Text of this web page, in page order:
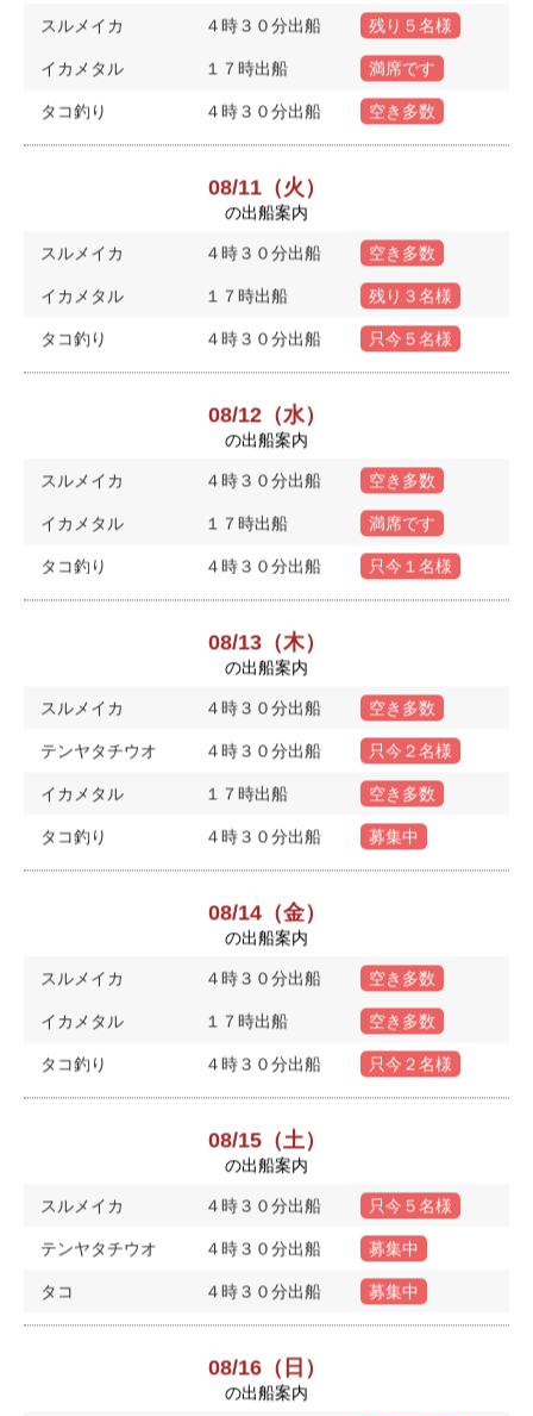
スルメイカ ４時３０分出船 残り５名様
イカメタル １７時出船 満席です
タコ釣り ４時３０分出船 空き多数
08/11（火）
の出船案内
スルメイカ ４時３０分出船 空き多数
イカメタル １７時出船 残り３名様
タコ釣り ４時３０分出船 只今５名様
08/12（水）
の出船案内
スルメイカ ４時３０分出船 空き多数
イカメタル １７時出船 満席です
タコ釣り ４時３０分出船 只今１名様
08/13（木）
の出船案内
スルメイカ ４時３０分出船 空き多数
テンヤタチウオ ４時３０分出船 只今２名様
イカメタル １７時出船 空き多数
タコ釣り ４時３０分出船 募集中
08/14（金）
の出船案内
スルメイカ ４時３０分出船 空き多数
イカメタル １７時出船 空き多数
タコ釣り ４時３０分出船 只今２名様
08/15（土）
の出船案内
スルメイカ ４時３０分出船 只今５名様
テンヤタチウオ ４時３０分出船 募集中
タコ ４時３０分出船 募集中
08/16（日）
の出船案内